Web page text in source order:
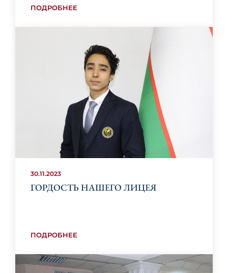
ПОДРОБНЕЕ
30.11.2023
ГОРДОСТЬ НАШЕГО ЛИЦЕЯ
ПОДРОБНЕЕ